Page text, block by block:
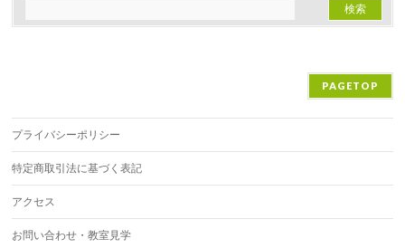
PAGETOP
プライバシーポリシー
特定商取引法に基づく表記
アクセス
お問い合わせ・教室見学